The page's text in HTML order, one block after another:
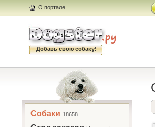
О портале
Добавь свою собаку!
Собаки 18658